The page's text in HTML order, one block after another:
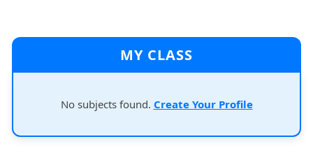
MY CLASS
No subjects found. Create Your Profile